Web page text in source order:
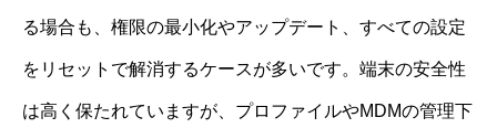
る場合も、権限の最小化やアップデート、すべての設定
をリセットで解消するケースが多いです。端末の安全性
は高く保たれていますが、プロファイルやMDMの管理下